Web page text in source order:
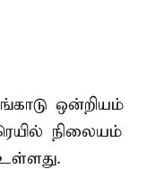
ஒன்றியம்
நிலையம்